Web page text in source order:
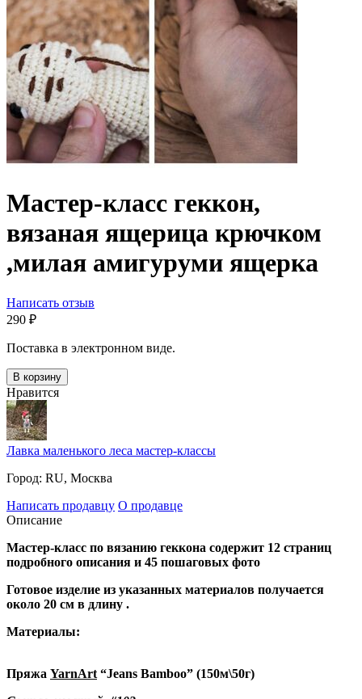
Мастер-класс геккон,
вязаная ящерица крючком
,милая амигуруми ящерка
Написать отзыв
‍290‍ ₽
Поставка в электронном виде.
В корзину
Нравится
Лавка маленького леса мастер-классы
Город:
RU, Москва
Написать продавцу О продавце
Описание
Мастер-класс по вязанию геккона содержит 12 страниц
подробного описания и 45 пошаговых фото
Готовое изделие из указанных материалов получается
около 20 см в длину .
Материалы:
Пряжа YarnArt “Jeans Bamboo” (150м\50г)